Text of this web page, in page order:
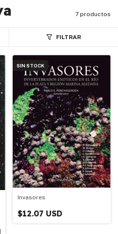
7 productos
FILTRAR
SIN STOCK
Invasores
$12.07 USD